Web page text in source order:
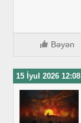
Bəyən
15 İyul 2026 12:08